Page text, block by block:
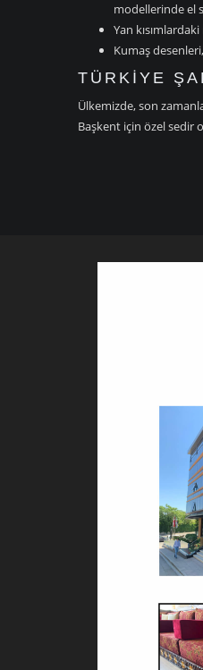
modellerinde el
Yan
Kumaş
TÜRKIYE
Ülkemizde, son
Başkent için özel sedir